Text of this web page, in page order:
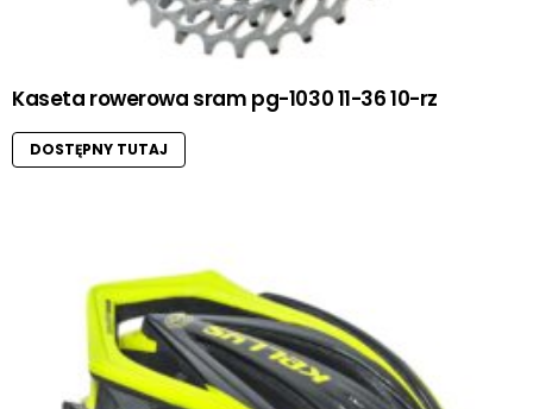
Kaseta rowerowa sram pg-1030 11-36 10-rz
DOSTĘPNY TUTAJ